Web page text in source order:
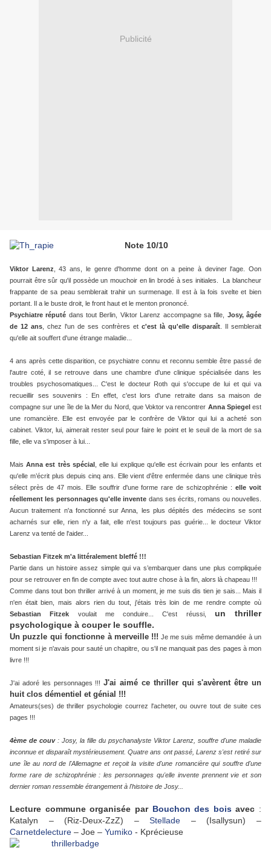
Publicité
Note 10/10
Viktor Larenz , 43 ans, le genre d'homme dont on a peine à deviner l'age. Oon
pourrait être sûr qu'il possède un mouchoir en lin brodé à ses initiales. La blancheur
frappante de sa peau semblerait trahir un surmenage. Il est à la fois svelte et bien
portant. Il a le buste droit, le front haut et le menton prononcé.
Psychiatre réputé dans tout Berlin, Viktor Larenz accompagne sa fille,
Josy, âgée
de 12 ans , chez l'un de ses confrères et c'est là qu'elle disparaît . Il semblerait
qu'elle ait souffert d'une étrange maladie...
4 ans après cette disparition, ce psychiatre connu et reconnu semble être passé de
l'autre coté, il se retrouve dans une chambre d'une clinique spécialisée dans les
troubles psychosomatiques... C'est le docteur Roth qui s'occupe de lui et qui va
recueillir ses souvenirs : En effet, c'est lors d'une retraite dans sa maison de
compagne sur une île de la Mer du Nord, que Voktor va rencontrer Anna Spiegelest
une romancière. Elle est envoyée par le confrère de Viktor qui lui a acheté son
cabinet. Viktor, lui, aimerait rester seul pour faire le point et le seuil de la mort de sa
fille, elle va s'imposer à lui...
MaisAnna est très spécial, elle lui explique qu'elle est écrivain pour les enfants et
qu'elle m’écrit plus depuis cinq ans. Elle vient d'être enfermée dans une clinique très
sélect près de 47 mois. Elle souffrir d'une forme rare de schizophrénie :elle voit
réellement les personnages qu'elle invente dans ses écrits, romans ou nouvelles.
Aucun traitement n'a fonctionné sur Anna, les plus dépités des médecins se sont
acharnés sur elle, rien n'y a fait, elle n'est toujours pas guérie... le docteur Viktor
Larenz va tenté de l'aider...
Sebastian Fitzek m'a littéralement bleffé !!!
Partie dans un histoire assez simple qui va s’embarquer dans une plus compliquée
pour se retrouver en fin de compte avec tout autre chose à la fin, alors là chapeau !!!
Comme dans tout bon thriller arrivé à un moment, je me suis dis tien je sais... Mais il
n'en était bien, mais alors rien du tout, j'étais très loin de me rendre compte où
Sebastian Fitzek voulait me conduire... C'est réussi, un thriller
psychologique à couper le souffle.
Un puzzle qui fonctionne à merveille !!! Je me suis même demandée à un
moment si je n'avais pour sauté un chapitre, ou s'il ne manquait pas des pages à mon
livre !!!
J'ai adoré les personnages !!!J'ai aimé ce thriller qui s'avèrent être un
huit clos démentiel et génial !!!
Amateurs(ses) de thriller psychologie courrez l'acheter, ou ouvre tout de suite ces
pages !!!
4ème de couv : Josy, la fille du psychanalyste Viktor Larenz, souffre d'une maladie
inconnue et disparaît mystérieusement. Quatre ans ont passé, Larenz s'est retiré sur
une île au nord de l'Allemagne et reçoit la visite d'une romancière qui souffre d'une
forme rare de schizophrénie : les personnages qu'elle invente prennent vie et son
dernier roman ressemble étrangement à l'histoire de Josy...
Lecture commune organisée par Bouchon des boisavec :
Katalyn – (Riz-Deux-ZzZ) –Stellade – (Isallysun) –
Carnetdelecture – Joe – Yumiko - Kprécieuse